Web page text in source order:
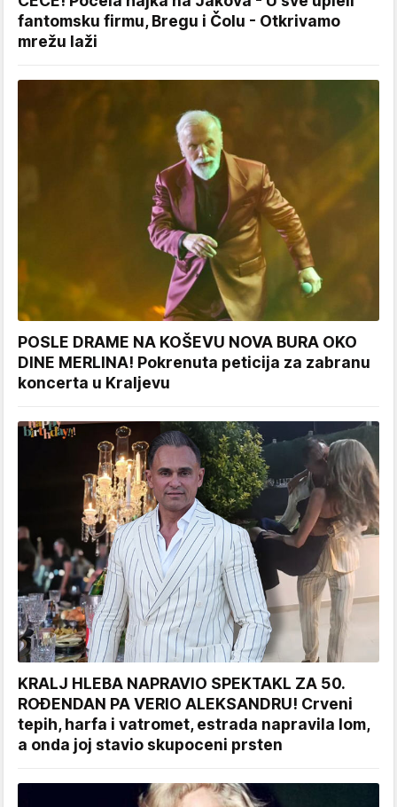
fantomsku firmu, Bregu i Čolu - Otkrivamo
mrežu laži
POSLE DRAME NA KOŠEVU NOVA BURA OKO
DINE MERLINA! Pokrenuta peticija za zabranu
koncerta u Kraljevu
KRALJ HLEBA NAPRAVIO SPEKTAKL ZA 50.
ROĐENDAN PA VERIO ALEKSANDRU! Crveni
tepih, harfa i vatromet, estrada napravila lom,
a onda joj stavio skupoceni prsten